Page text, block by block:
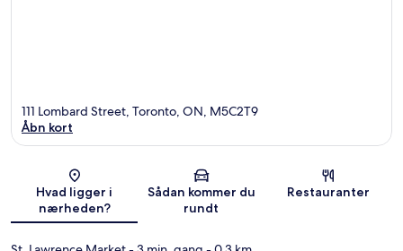
Kort
111 Lombard Street, Toronto, ON, M5C2T9
Åbn kort
Hvad ligger i
nærheden?
Sådan kommer du
rundt
Restauranter